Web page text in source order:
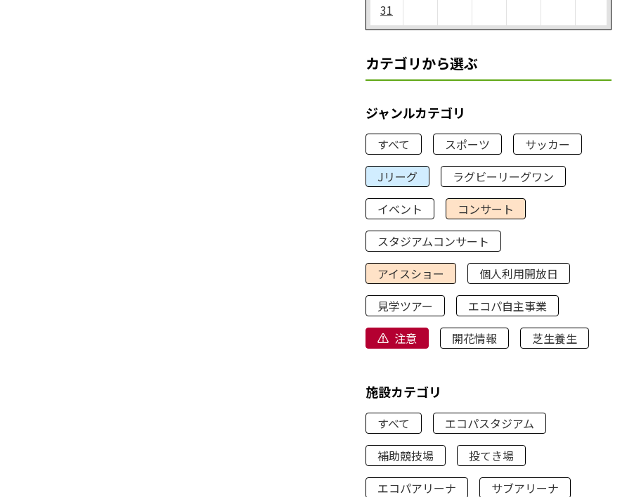
31
カテゴリから選ぶ
ジャンルカテゴリ
すべて スポーツ
サッカー
Jリーグ
ラグビーリーグワン
イベント
コンサート
スタジアムコンサート
アイスショー
個人利用開放日
見学ツアー
エコパ自主事業
注意
開花情報 芝生養生
施設カテゴリ
すべて
エコパスタジアム
補助競技場
投てき場
エコパアリーナ
サブアリーナ